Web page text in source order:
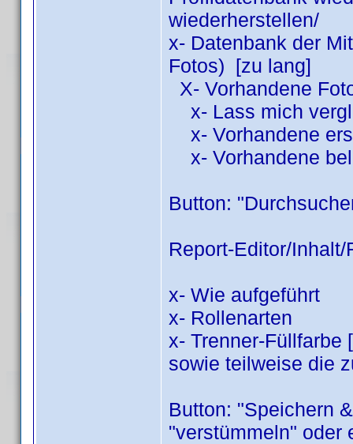
wiederherstellen/
x- Datenbank der
Fotos) [zu lang]
X- Vorhandene
x- Lass mich
x- Vorhandene
x- Vorhandene
Button:
Report-Editor/
x- Wie aufgeführt
x- Rollenarten
x- Trenner-Füllfarbe
sowie teilweise die
Button: "Speichern
"verstümmeln" oder